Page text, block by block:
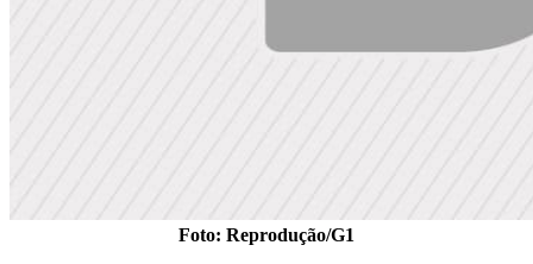
Foto: Reprodução/G1